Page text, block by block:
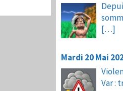
[…]
Mardi 20 Mai
Var :